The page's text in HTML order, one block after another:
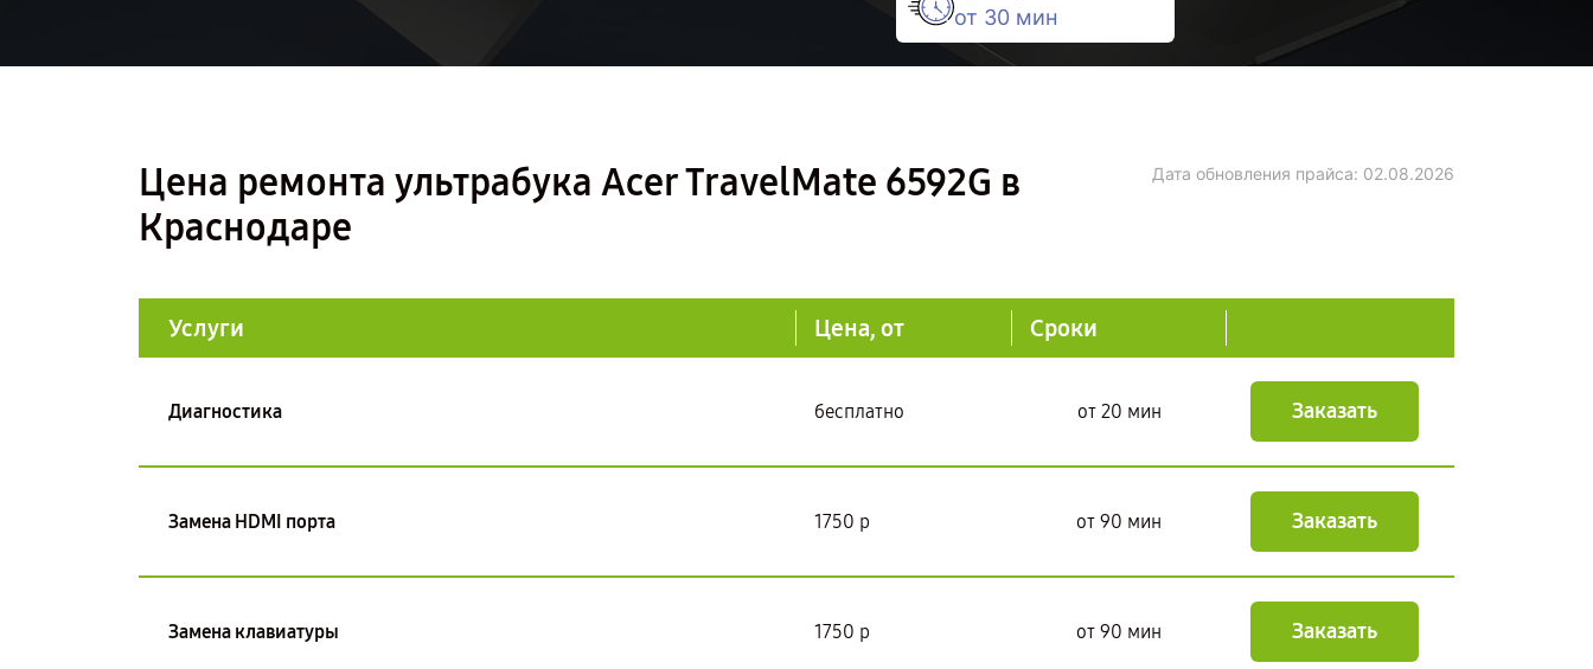
от 30 мин
Цена ремонта ультрабука Acer TravelMate 6592G в
Краснодаре
Дата обновления прайса: 02.08.2026
Услуги Цена, от Сроки
Диагностика бесплатно от 20 мин Заказать
Замена HDMI порта 1750 р от 90 мин Заказать
Замена клавиатуры 1750 р от 90 мин Заказать